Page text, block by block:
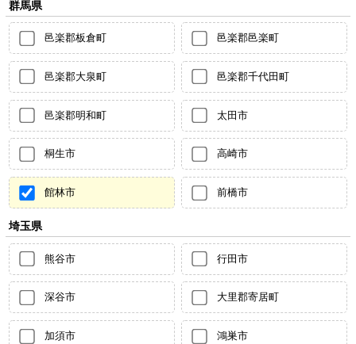
群馬県
邑楽郡板倉町 邑楽郡邑楽町
邑楽郡大泉町 邑楽郡千代田町
邑楽郡明和町 太田市
桐生市 高崎市
館林市 前橋市
埼玉県
熊谷市 行田市
深谷市 大里郡寄居町
加須市 鴻巣市